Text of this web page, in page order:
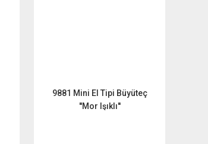
9881 Mini El Tipi Büyüteç
''Mor Işıklı''